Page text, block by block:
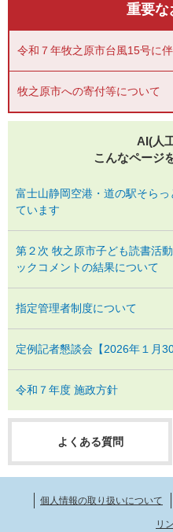
重要な
令和７年牧之原市台風15号に
牧之原市への寄付等について
AI(人
こんなページ
富士山静岡空港・道の駅そら
ています
第２次 牧之原市子ども読書活
ックコメントの結果について
指定管理者制度について
定例記者懇談会【2026年１月30
令和７年度 施政方針
よくある質問
個人情報の取り扱いについて
リ